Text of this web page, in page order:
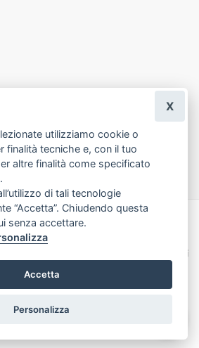
Realizzazione Siti ecommerce per Fioristi
Termini e Condizioni
utilizziamo cookie o
finalità tecniche e, con il tuo
altre finalità come specificato
.
di tali tecnologie
“Accetta”. Chiudendo questa
senza accettare.
Accetta
Personalizza
X